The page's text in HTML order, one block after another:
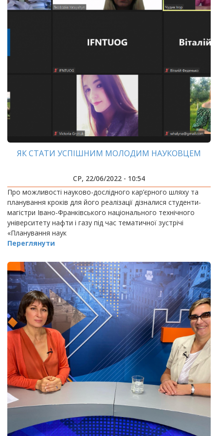
ЯК СТАТИ УСПІШНИМ МОЛОДИМ НАУКОВЦЕМ
СР, 22/06/2022 - 10:54
Про можливості науково-дослідного кар’єрного шляху та
планування кроків для його реалізації дізналися студенти-
магістри Івано-Франківського національного технічного
університету нафти і газу під час тематичної зустрічі
«Планування наук
Переглянути